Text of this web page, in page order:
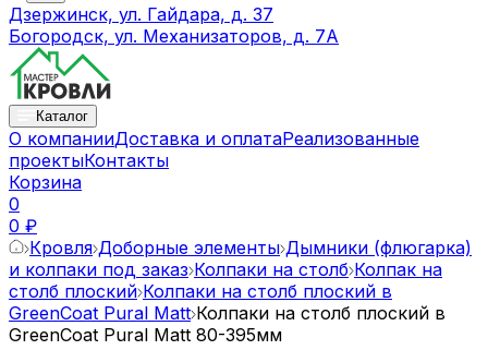
Дзержинск, ул. Гайдара, д. 37
Богородск, ул. Механизаторов, д. 7А
Каталог
О компанииДоставка и оплатаРеализованные
проектыКонтакты
Корзина
0
0 ₽
Кровля Доборные элементы Дымники (флюгарка)
и колпаки под заказ Колпаки на столб Колпак на
столб плоский Колпаки на столб плоский в
GreenCoat Pural Matt Колпаки на столб плоский в
GreenCoat Pural Matt 80-395мм